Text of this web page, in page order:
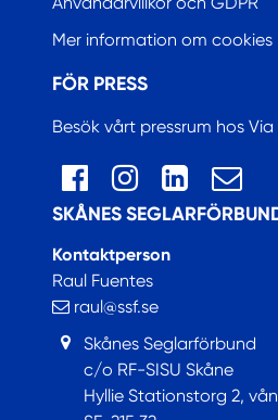
Mer information om cookies
FÖR PRESS
Besök vårt pressrum hos Via
SKÅNES
Kontaktperson
Raul Fuentes
raul@ssf.se
Skånes Seglarförbund
c/o RF-SISU Skåne
Hyllie Stationstorg 2,